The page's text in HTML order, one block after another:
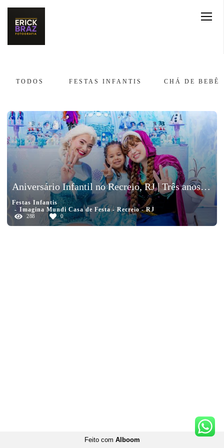
TODOS FESTAS INFANTIS CHÁ DE BEBÊ
Aniversário Infantil no Recreio, RJ | Três anos da Lara
Festas Infantis
Imagina Mundi Casa de Festa - Recreio - RJ
288 0
Feito com Alboom